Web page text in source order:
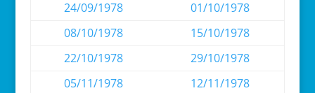
24/09/1978
01/10/1978
08/10/1978
15/10/1978
22/10/1978
29/10/1978
05/11/1978
12/11/1978